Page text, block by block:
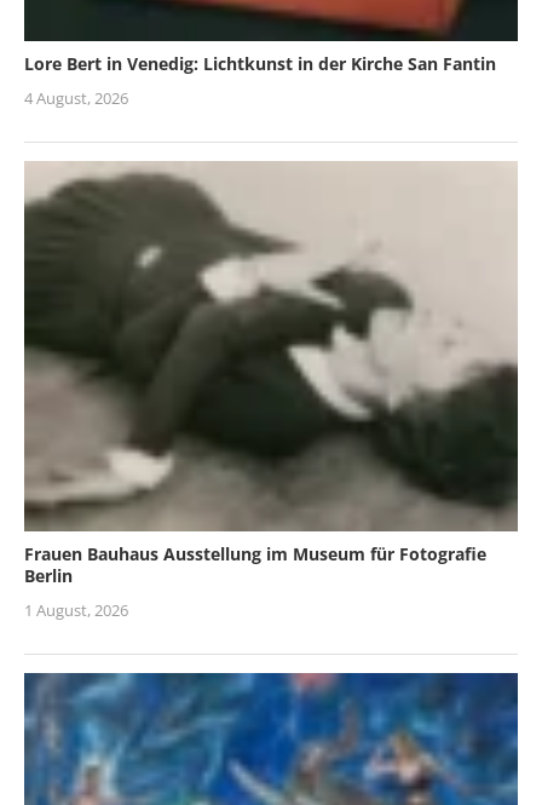
Lore Bert in Venedig: Lichtkunst in der Kirche San Fantin
4 August, 2026
Frauen Bauhaus Ausstellung im Museum für Fotografie
Berlin
1 August, 2026